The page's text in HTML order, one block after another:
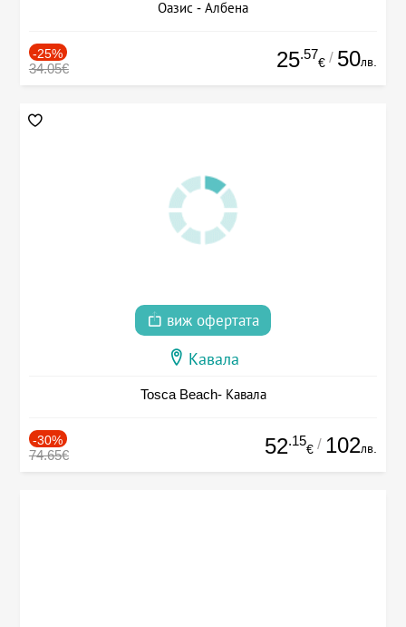
Оазис - Албена
-25%
34.05€ 25.57
€ / 50лв.
виж офертата
Кавала
Tosca Beach- Кавала
-30%
74.65€ 52.15
€ / 102лв.